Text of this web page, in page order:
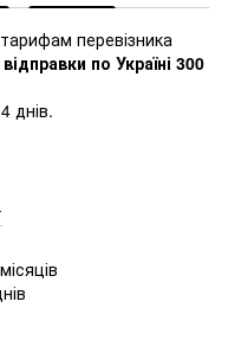
перевізника
по Україні 300
днів.